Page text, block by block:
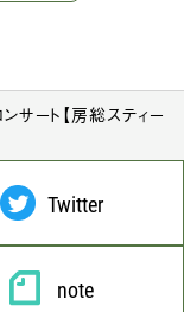
ート【房総スティー
Twitter
note